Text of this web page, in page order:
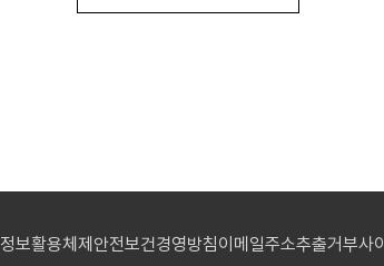
보활용체제 안전보건경영방침이메일주소추출거부사